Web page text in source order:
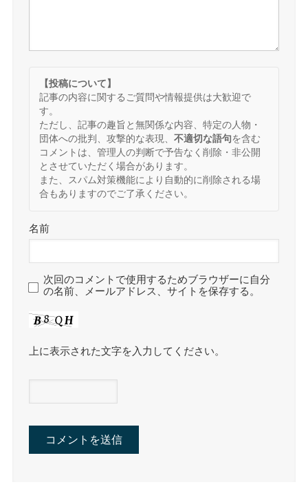
【投稿について】
記事の内容に関するご質問や情報提供は大歓迎で
す。
ただし、記事の趣旨と無関係な内容、特定の人物・
団体への批判、攻撃的な表現、 不適切な語句を含む
コメントは、管理人の判断で予告なく削除・非公開
とさせていただく場合があります。
また、スパム対策機能により自動的に削除される場
合もありますのでご了承ください。
名前
次回のコメントで使用するためブラウザーに自分
の名前、メールアドレス、サイトを保存する。
上に表示された文字を入力してください。